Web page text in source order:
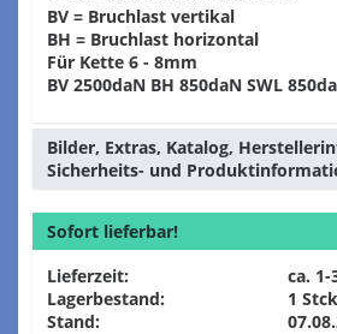
BV = Bruchlast vertikal
BH = Bruchlast horizontal
Für Kette 6 - 8mm
BV 2500daN BH 850daN SWL
Bilder, Extras, Katalog,
Sicherheits- und
Sofort lieferbar!
Lieferzeit:
ca. 1-
Lagerbestand:
1 Stck
Stand: